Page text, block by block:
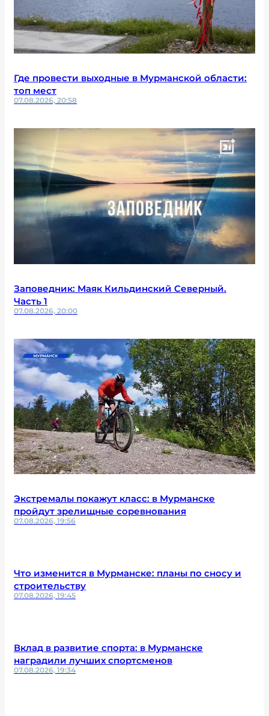
Где провести выходные в Мурманской области:
топ мест
07.08.2026, 20:58
Заповедник: Маяк Кильдинский Северный.
Часть 1
07.08.2026, 20:00
Экстремалы покажут класс: в Мурманске
пройдут зрелищные соревнования
07.08.2026, 19:56
Что изменится в Мурманске: планы по сносу и
строительству
07.08.2026, 19:45
Вклад в развитие спорта: в Мурманске
наградили лучших спортсменов
07.08.2026, 19:34